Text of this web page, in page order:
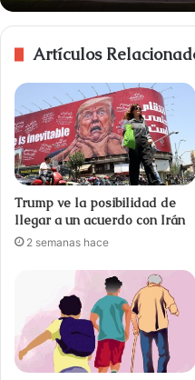
Artículos
Trump ve la posibilidad de
llegar a un acuerdo con Irán
2 semanas hace